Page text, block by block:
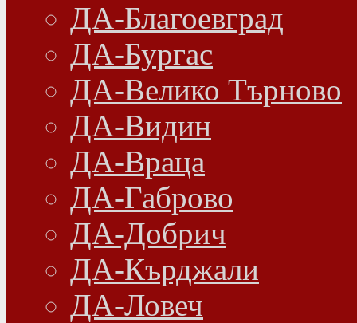
ДА-Благоевград
ДА-Бургас
ДА-Велико Търново
ДА-Видин
ДА-Враца
ДА-Габрово
ДА-Добрич
ДА-Кърджали
ДА-Ловеч